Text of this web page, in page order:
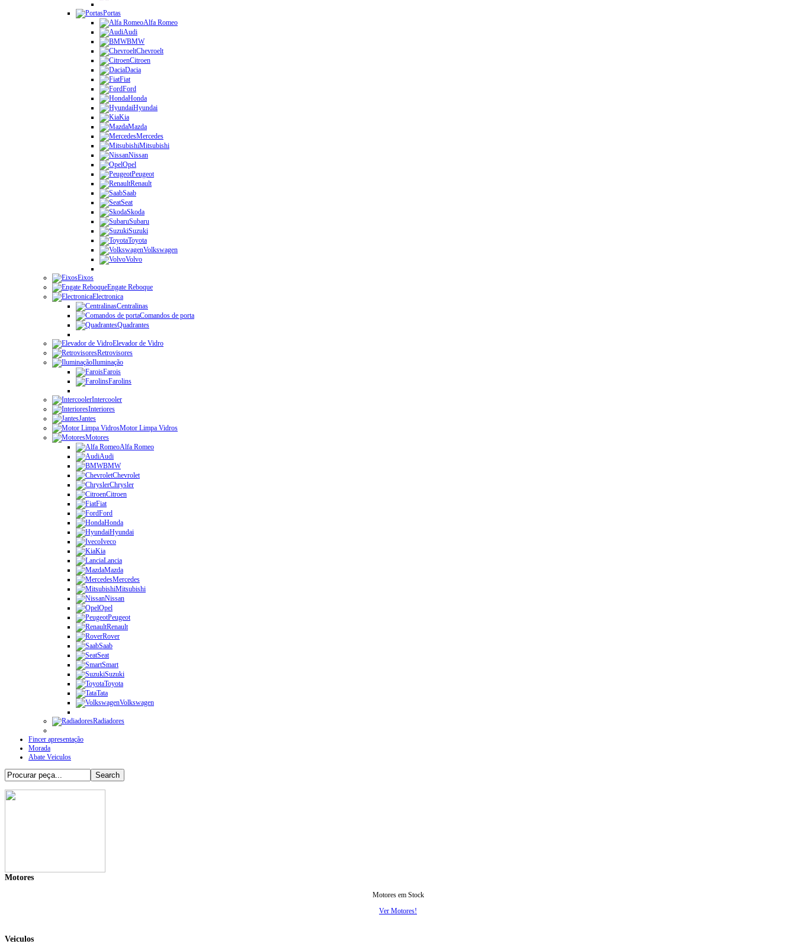
Portas
Alfa Romeo
Audi
BMW
Chevroelt
Citroen
Dacia
Fiat
Ford
Honda
Hyundai
Kia
Mazda
Mercedes
Mitsubishi
Nissan
Opel
Peugeot
Renault
Saab
Seat
Skoda
Subaru
Suzuki
Toyota
Volkswagen
Volvo
Eixos
Engate Reboque
Electronica
Centralinas
Comandos de porta
Quadrantes
Elevador de Vidro
Retrovisores
Iluminação
Farois
Farolins
Intercooler
Interiores
Jantes
Motor Limpa Vidros
Motores
Alfa Romeo
Audi
BMW
Chevrolet
Chrysler
Citroen
Fiat
Ford
Honda
Hyundai
Iveco
Kia
Lancia
Mazda
Mercedes
Mitsubishi
Nissan
Opel
Peugeot
Renault
Rover
Saab
Seat
Smart
Suzuki
Toyota
Tata
Volkswagen
Radiadores
Fincer apresentação
Morada
Abate Veiculos
Motores
Motores em Stock
Ver Motores!
Veiculos